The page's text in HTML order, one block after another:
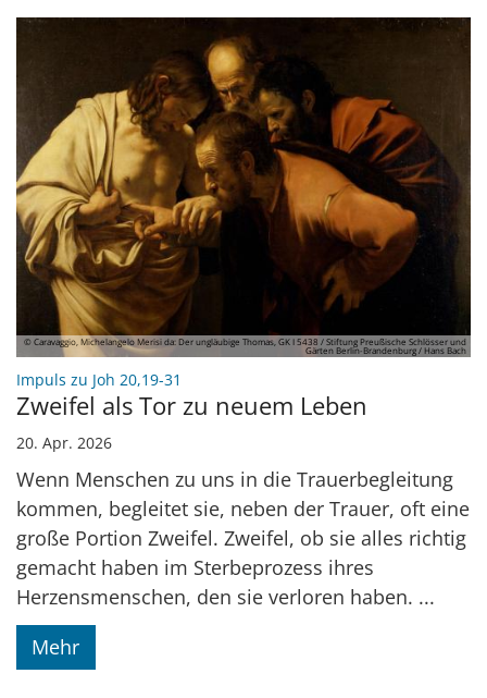
© Caravaggio, Michelangelo Merisi da: Der ungläubige Thomas, GK I 5438 / Stiftung Preußische Schlösser und
Gärten Berlin-Brandenburg / Hans Bach
Impuls zu Joh 20,19-31
Zweifel als Tor zu neuem Leben
20. Apr. 2026
Wenn Menschen zu uns in die Trauerbegleitung
kommen, begleitet sie, neben der Trauer, oft eine
große Portion Zweifel. Zweifel, ob sie alles richtig
gemacht haben im Sterbeprozess ihres
Herzensmenschen, den sie verloren haben. ...
Mehr